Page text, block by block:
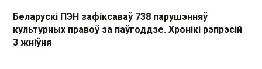
Беларускі ПЭН зафіксаваў 738 парушэнняў
культурных правоў за паўгоддзе. Хронікі рэпрэсій
3 жніўня